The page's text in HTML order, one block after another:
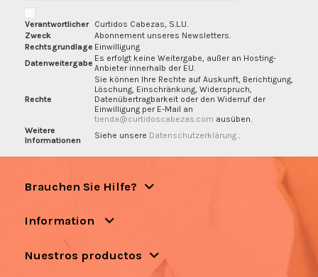
Verantwortlicher
Curtidos Cabezas, S.L.U.
Zweck
Abonnement unseres Newsletters.
Rechtsgrundlage Einwilligung
Datenweitergabe Es erfolgt keine Weitergabe, außer an Hosting-
Anbieter innerhalb der EU.
Rechte
Sie können Ihre Rechte auf Auskunft, Berichtigung,
Löschung, Einschränkung, Widerspruch,
Datenübertragbarkeit oder den Widerruf der
Einwilligung per E-Mail an
tienda@curtidoscabezas.com ausüben.
Weitere
Informationen
Siehe unsere Datenschutzerklärung
Brauchen Sie Hilfe?
Information
Nuestros productos